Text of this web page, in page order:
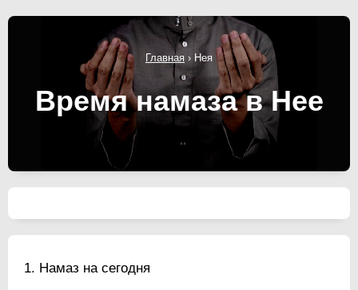
Главная › Нея
Время намаза в Нее
Намаз на сегодня